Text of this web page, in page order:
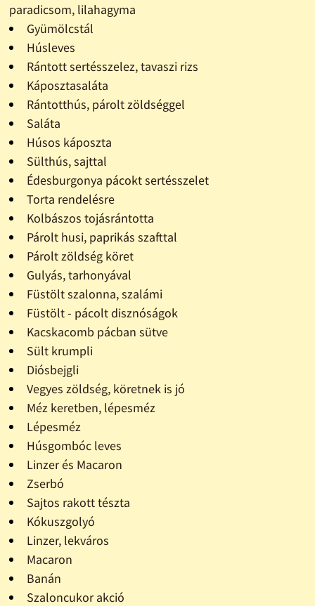
paradicsom, lilahagyma
Gyümölcstál
Húsleves
Rántott sertésszelez, tavaszi rizs
Káposztasaláta
Rántotthús, párolt zöldséggel
Saláta
Húsos káposzta
Sülthús, sajttal
Édesburgonya pácokt sertésszelet
Torta rendelésre
Kolbászos tojásrántotta
Párolt husi, paprikás szafttal
Párolt zöldség köret
Gulyás, tarhonyával
Füstölt szalonna, szalámi
Füstölt - pácolt disznóságok
Kacskacomb pácban sütve
Sült krumpli
Diósbejgli
Vegyes zöldség, köretnek is jó
Méz keretben, lépesméz
Lépesméz
Húsgombóc leves
Linzer és Macaron
Zserbó
Sajtos rakott tészta
Kókuszgolyó
Linzer, lekváros
Macaron
Banán
Szaloncukor akció